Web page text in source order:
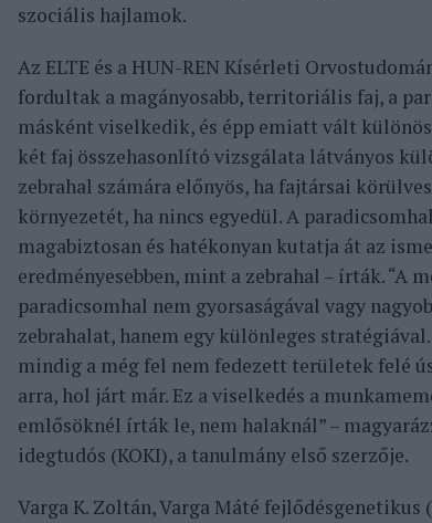
szociális hajlamok.
Az ELTE és a HUN-REN Kísérleti
fordultak a magányosabb, territoriális faj, a
másként viselkedik, és épp emiatt vált
két faj összehasonlító vizsgálata látványos
zebrahal számára előnyös, ha fajtársai
környezetét, ha nincs egyedül. A
magabiztosan és hatékonyan kutatja át az
eredményesebben, mint a zebrahal – írták. “A
paradicsomhal nem gyorsaságával vagy
zebrahalat, hanem egy különleges
mindig a még fel nem fedezett területek felé
arra, hol járt már. Ez a viselkedés a
emlősöknél írták le, nem halaknál” –
idegtudós (KOKI), a tanulmány első szerzője.
Varga K. Zoltán, Varga Máté